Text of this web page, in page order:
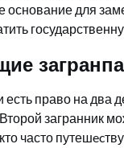
основание для
есть право на два
загранник
часто